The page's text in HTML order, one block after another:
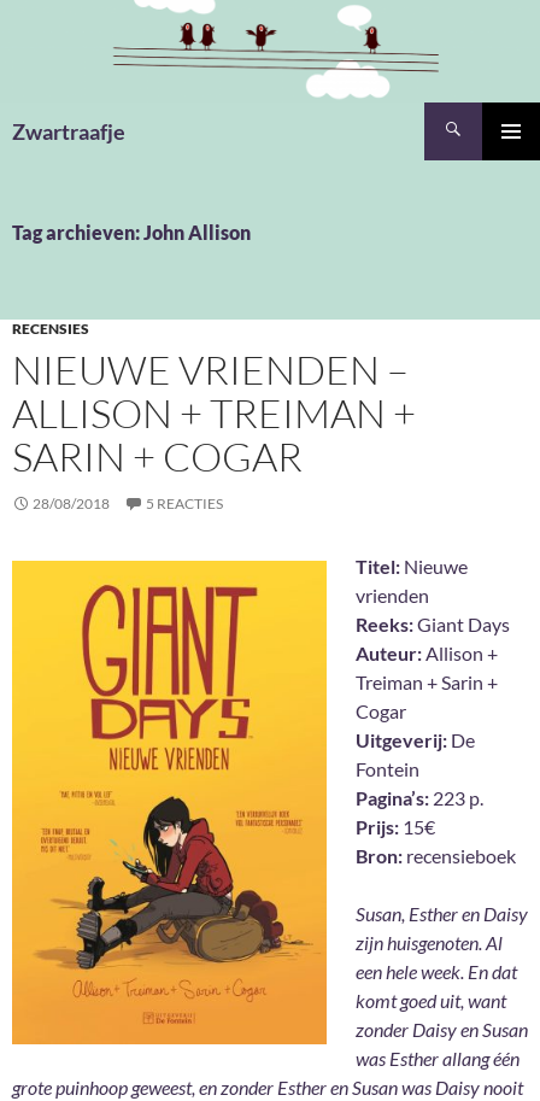
Zwartraafje
Tag archieven: John Allison
RECENSIES
NIEUWE VRIENDEN –
ALLISON + TREIMAN +
SARIN + COGAR
28/08/2018 5 REACTIES
Titel: Nieuwe
vrienden
Reeks:Giant Days
Auteur:Allison +
Treiman + Sarin +
Cogar
Uitgeverij: De
Fontein
Pagina’s: 223 p.
Prijs: 15€
Bron: recensieboek
Susan, Esther en Daisy
zijn huisgenoten. Al
een hele week. En dat
komt goed uit, want
zonder Daisy en Susan
was Esther allang één
grote puinhoop geweest, en zonder Esther en Susan was Daisy nooit